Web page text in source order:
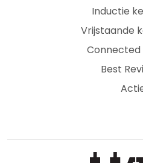
Inductie
Vrijstaande
Best